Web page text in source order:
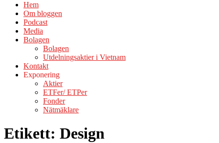
Hem
Om bloggen
Podcast
Media
Bolagen
Bolagen
Utdelningsaktier i Vietnam
Kontakt
Exponering
Aktier
ETFer/ ETPer
Fonder
Nätmäklare
Etikett: Design